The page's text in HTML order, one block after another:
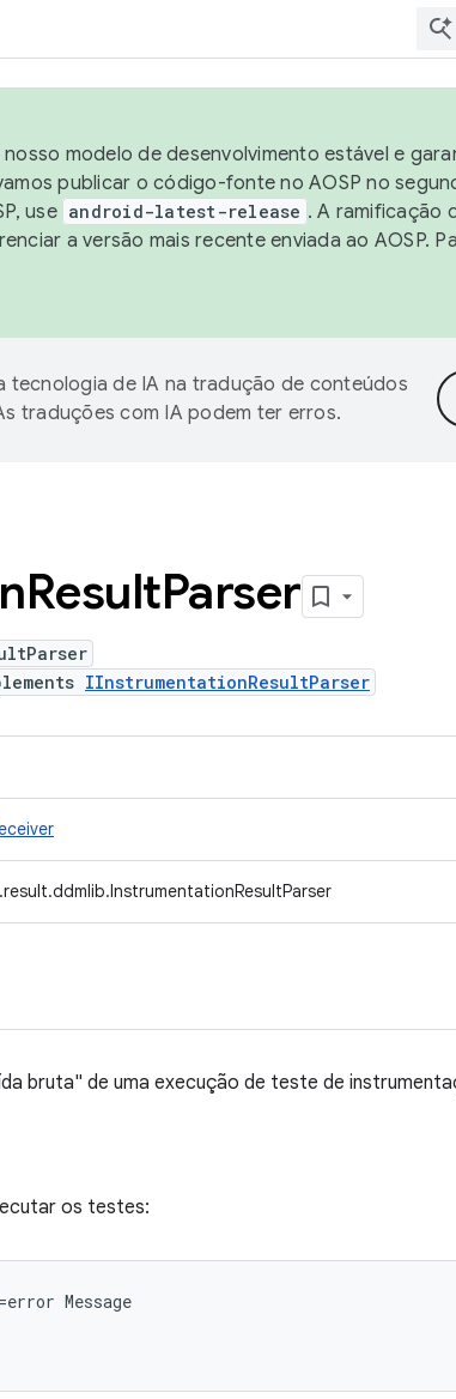
modelo de desenvolvimento estável e
publicar o código-fonte no AOSP no
use android-latest-release . A ramificação
a versão mais recente enviada ao AOSP.
tecnologia de IA na tradução de conteúdos
traduções com IA podem ter erros.
ResultParser
IInstrumentationResultParser
bruta" de uma execução de teste de
os testes:
Message